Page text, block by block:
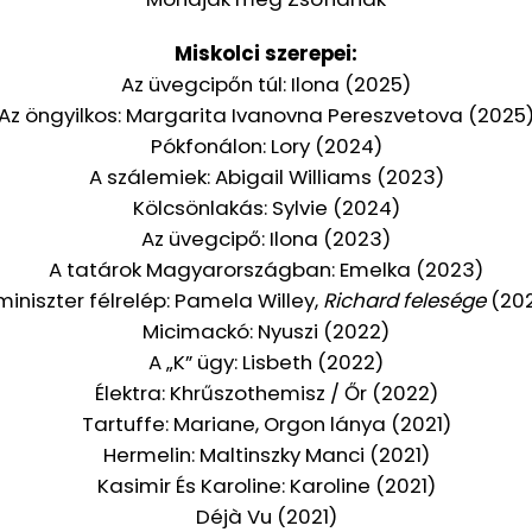
Miskolci szerepei:
Az üvegcipőn túl: Ilona (2025)
öngyilkos: Margarita Ivanovna Pereszvetova (2025)
Pókfonálon: Lory (2024)
A szálemiek: Abigail Williams (2023)
Kölcsönlakás: Sylvie (2024)
Az üvegcipő: Ilona (2023)
A tatárok Magyarországban: Emelka (2023)
félrelép: Pamela Willey, Richard felesége
Micimackó: Nyuszi (2022)
A „K” ügy: Lisbeth (2022)
Élektra: Khrűszothemisz / Őr (2022)
Tartuffe: Mariane, Orgon lánya (2021)
Hermelin: Maltinszky Manci (2021)
Kasimir És Karoline: Karoline (2021)
Déjà Vu (2021)